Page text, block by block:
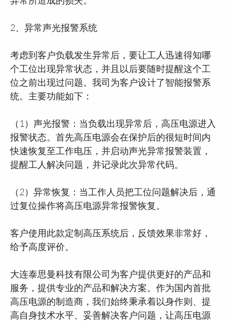
2、异常声光报警系统
考虑到客户负载发生异常后，要让工人迅速得知哪
个工位出现异常状态，并且以后要随时提醒这个工
位之前出现过问题。我司为客户设计了智能报警系
统。主要功能如下：
（1）声光报警：当负载出现异常后，高压电源进入
报警状态。首先高压电源会在保护后的很短时间内
快速恢复至工作电压，并启动声光异常报警装置，
提醒工人解决问题，并记录此次异常代码。
（2）异常恢复：当工作人员把工位问题解决后，通
过复位操作将高压电源异常报警恢复。
客户使用此款定制高压系统后，反馈效果非常好，
给予高度评价。
大连泰思曼科技有限公司为客户提供更好的产品和
服务，提供专业的产品和解决方案。作为国内首批
高压电源的制造商，我们始终秉承着以身作则、提
高自身技术水平、妥善解决客户问题，让高压电源